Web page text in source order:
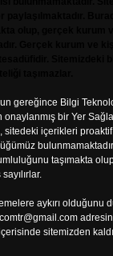
gereğince Bilgi
onaylanmış bir Yer
sitedeki içerikleri
taşımakta
aykırı olduğunu
sitemizden